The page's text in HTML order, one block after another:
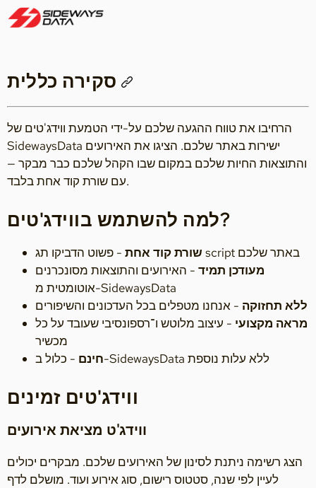
הרחיבו את טווח ההגעה שלכם על-ידי הטמעת ווידג'טים של
SidewaysData ישירות באתר שלכם. הציגו את האירועים
והתוצאות החיות שלכם במקום שבו הקהל שלכם כבר מבקר —
עם שורת קוד אחת בלבד.
למה להשתמש בווידג'טים?
שורת קוד אחת
- פשוט הדביקו תג script באתר שלכם
מעודכן תמיד - האירועים והתוצאות מסונכרנים
אוטומטית מ-SidewaysData
ללא תחזוקה - אנחנו מטפלים בכל העדכונים והשיפורים
מראה מקצועי - עיצוב מלוטש ו־רספונסיבי שעובד על כל
מכשיר
חינם
- כלול ב-SidewaysData ללא עלות נוספת
ווידג'טים זמינים
ווידג'ט מציאת אירועים
הצג רשימה ניתנת לסינון של האירועים שלכם. מבקרים יכולים
לעיין לפי שנה, סטטוס רישום, סוג אירוע ועוד. מושלם לדף